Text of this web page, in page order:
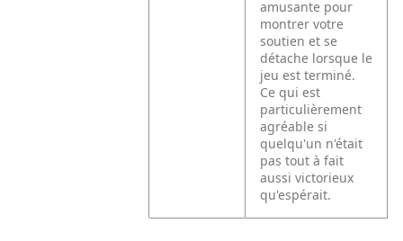
amusante pour
montrer votre
soutien et se
détache lorsque le
jeu est terminé.
Ce qui est
particulièrement
agréable si
quelqu'un n'était
pas tout à fait
aussi victorieux
qu'espérait.